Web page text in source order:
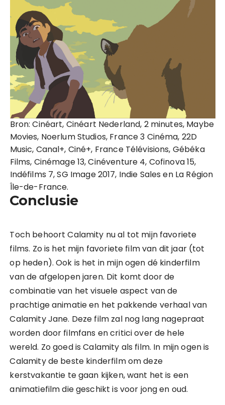
Bron: Cinéart, Cinéart Nederland, 2 minutes, Maybe
Movies, Noerlum Studios, France 3 Cinéma, 22D
Music, Canal+, Ciné+, France Télévisions, Gébéka
Films, Cinémage 13, Cinéventure 4, Cofinova 15,
Indéfilms 7, SG Image 2017, Indie Sales en La Région
Île-de-France.
Conclusie
Toch behoort Calamity nu al tot mijn favoriete
films. Zo is het mijn favoriete film van dit jaar (tot
op heden). Ook is het in mijn ogen dé kinderfilm
van de afgelopen jaren. Dit komt door de
combinatie van het visuele aspect van de
prachtige animatie en het pakkende verhaal van
Calamity Jane. Deze film zal nog lang nagepraat
worden door filmfans en critici over de hele
wereld. Zo goed is Calamity als film. In mijn ogen is
Calamity de beste kinderfilm om deze
kerstvakantie te gaan kijken, want het is een
animatiefilm die geschikt is voor jong en oud.